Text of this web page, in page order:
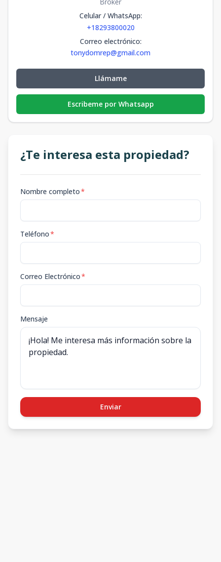
Celular / WhatsApp:
+18293800020
Correo electrónico:
tonydomrep@gmail.com
Llámame
Escribeme por Whatsapp
¿Te interesa esta propiedad?
Nombre completo*
Teléfono*
Correo Electrónico*
Mensaje
Enviar